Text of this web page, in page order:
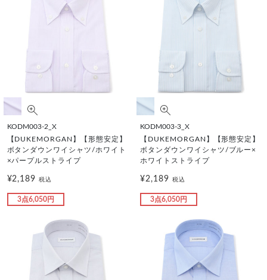
KODM003-2_X
【DUKEMORGAN】【形態安定】
ボタンダウンワイシャツ/ホワイト
×パープルストライプ
¥2,189税込
3点6,050円
KODM003-3_X
【DUKEMORGAN】【形態安定】
ボタンダウンワイシャツ/ブルー×
ホワイトストライプ
¥2,189 税込
3点6,050円